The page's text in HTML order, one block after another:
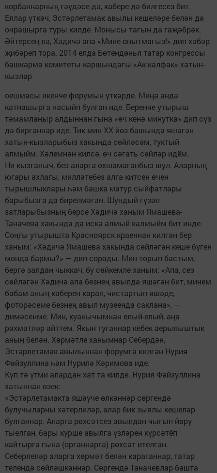
корбаннарның гәүдәсе дә, кабере дә билгесез бит.
Еллар үткәч, Эстәрлетамак авылы кешеләре белән дә
очрашырга туры килде. Монысы тагын да гаҗәбрәк.
Әйтерсең лә, Хәдичә апа «Мине онытмагыз!» дип хәбәр
җибәреп тора. 2014 елда Бөтендөнья татар конгрессы
башкарма комитеты каршындагы «Ак калфак» хатын-
кызлар
оешмасы икенче форумын үткәрде. Миңа анда
катнашырга насыйп булган иде. Беренче утырыш
тәмамланыр алдыннан гына «өч кенә минутка» дип сүз
дә биргәннәр иде. Тик мин XX йөз башында яшәгән
хатын-кызларыбыз хакында сөйләсәм, туктый
алмыйм. Хәлемнән килсә, өч сәгать сөйләр идём.
Ни кызганыч, без аларга охшамаганбыз шул. Аларның
югары әхлагы, милләтебез алга китсен өчен
тырышлык­лары һәм башка матур сыйфатлары
барыбызга да бирелмәгән. Шундый гүзәл
затларыбызның берсе Хәдичә ханым Ямашева-
Таначева хакында да искә алмый калмыйм бит инде.
Соңгы утырышта Красноярск краеннан килгән бер
ханым: «Хәдичә Ямашева хакында сөйләгән кеше бүген
монда бармы?» — дип сорады. Мин торып бастым,
бергә залдан чыккач, бу сөйкемле ханым: «Апа, сез
сөйләгән Хәдичә апа безнең авылда яшәгән бит, минем
бабам аның каберен карап, чистартып яшәде,
фоторәсеме безнең авыл музеенда саклана», —
димәсенме. Мин, куанычымнан елый-елый, аңа
рәхмәтләр әйттем. Якын туганнар кебек аерылыштык
аның белән. Хөрмәтле ханымнар Себердән,
Эстәрлетамак авылыннан форумга килгән Нурия
Фәйзуллина һәм Нурилә Кәримова иде.
Күп тә үтми алардан хат та килде. Нурия Фәйзуллина
хатыннан өзек:
«Эстәрлетамакта яшәүче өлкәннәр сөргендә
булучыларны хәтерлиләр, алар бик зыялы кешеләр
булганнар. Аларга рөхсәтсез авылдан чыгып йөрү
тыелган, бары күрше авылга үзләрен күрсәтёп
кайтырга гына (органнарга) рөхсәт ителгән.
Себерлеләр аларга хөрмәт белән караганнар, татар
телендә сөйләшкәннәр. Сөргендә Таначевлар башта